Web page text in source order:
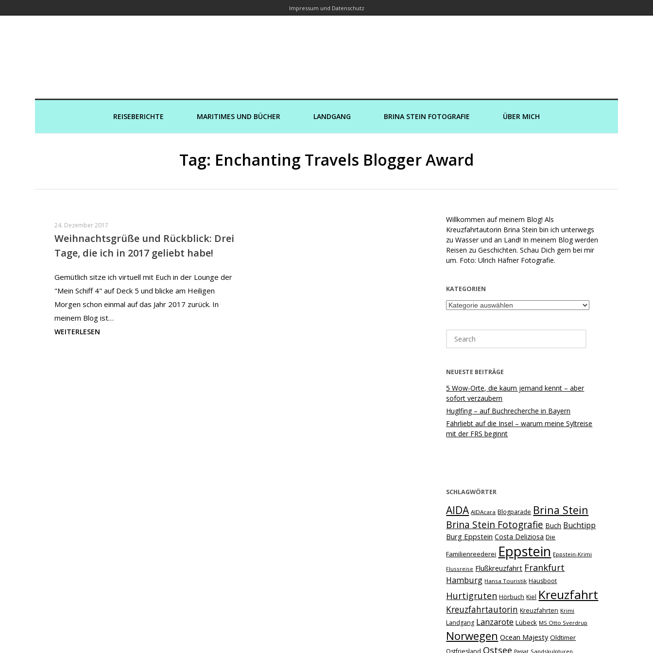
Impressum und Datenschutz
REISEBERICHTE MARITIMES UND BÜCHER LANDGANG BRINA STEIN FOTOGRAFIE ÜBER MICH
Tag: Enchanting Travels Blogger Award
24. Dezember 2017
Weihnachtsgrüße und Rückblick: Drei
Tage, die ich in 2017 geliebt habe!
Gemütlich sitze ich virtuell mit Euch in der Lounge der
"Mein Schiff 4" auf Deck 5 und blicke am Heiligen
Morgen schon einmal auf das Jahr 2017 zurück. In
meinem Blog ist…
WEITERLESEN
Willkommen auf meinem Blog! Als
Kreuzfahrtautorin Brina Stein bin ich unterwegs
zu Wasser und an Land! In meinem Blog werden
Reisen zu Geschichten. Schau Dich gern bei mir
um. Foto: Ulrich Häfner Fotografie.
KATEGORIEN
Kategorien
for:
NEUESTE BEITRÄGE
5 Wow-Orte, die kaum jemand kennt – aber
sofort verzaubern
Huglfing – auf Buchrecherche in Bayern
Fährliebt auf die Insel – warum meine Syltreise
mit der FRS beginnt
SCHLAGWÖRTER
AIDA AIDAcara Blogparade Brina Stein
Brina Stein Fotografie Buch Buchtipp
Burg Eppstein Costa Deliziosa Die
Familienreederei Eppstein Eppstein-Krimi
Flussreise Flußkreuzfahrt Frankfurt
Hamburg Hansa Touristik Hausboot
Hurtigruten Hörbuch Kiel Kreuzfahrt
Kreuzfahrtautorin Kreuzfahrten Krimi
Landgang Lanzarote Lübeck MS Otto Sverdrup
Norwegen Ocean Majesty Oldtimer
Ostsee Passat Sandskulpturen